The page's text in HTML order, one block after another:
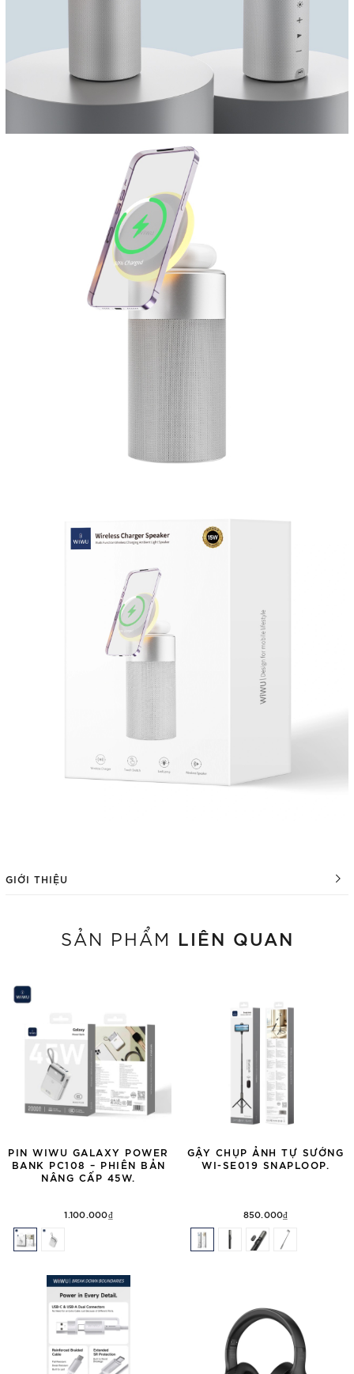
GIỚI THIỆU
SẢN PHẨM LIÊN QUAN
PIN WIWU GALAXY POWER
BANK PC108 – PHIÊN BẢN
NÂNG CẤP 45W.
1.100.000₫
GẬY CHỤP ẢNH TỰ SƯỚNG
WI-SE019 SNAPLOOP.
850.000₫